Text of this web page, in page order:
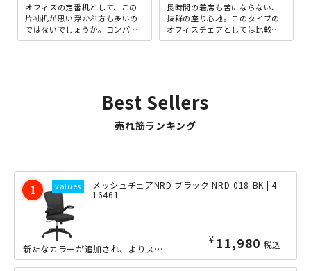
オフィスの定番机として、この
片袖机が思い浮かぶ方も多いの
ではないでしょうか。コンパク
トサイズで、省スペースオフィ
長時間の着席も苦にならない、
抜群の座り心地。このタイプの
オフィスチェアとしては比較的
ロープライスながら、クオリテ
Best Sellers
売れ筋ランキング
メッシュチェアNRD ブラック NRD-018-BK | 4
16461
¥ 11,980 税込
新たなカラーが追加され、よりスタイリッシュな印象のチェアに進化しました。ブラック...